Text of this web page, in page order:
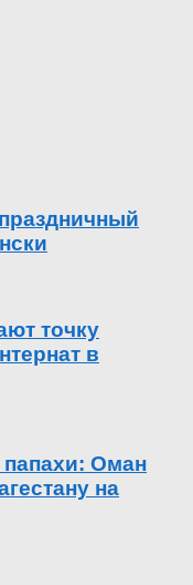
точку
в
папахи: Оман
на